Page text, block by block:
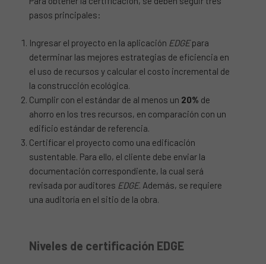
pasos principales:
Ingresar el proyecto en la aplicación EDGEpara
determinar las mejores estrategias de eficiencia en
el uso de recursos y calcular el costo incremental de
la construcción ecológica.
Cumplir con el estándar de al menos un 20% de
ahorro en los tres recursos, en comparación con un
edificio estándar de referencia.
Certificar el proyecto como una edificación
sustentable. Para ello, el cliente debe enviar la
documentación correspondiente, la cual será
revisada por auditores EDGE. Además, se requiere
una auditoría en el sitio de la obra.
Niveles de certificación EDGE